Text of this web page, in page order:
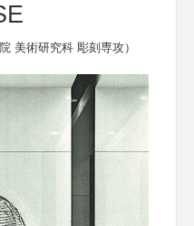
美術研究科 彫刻専攻）